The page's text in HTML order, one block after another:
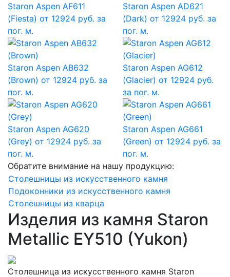
Staron Aspen AF611
(Fiesta) от 12924 руб. за
пог. м.
Staron Aspen AD621
(Dark) от 12924 руб. за
пог. м.
Staron Aspen AB632
(Brown) от 12924 руб. за
пог. м.
Staron Aspen AG612
(Glacier) от 12924 руб.
за пог. м.
Staron Aspen AG620
(Grey) от 12924 руб. за
пог. м.
Staron Aspen AG661
(Green) от 12924 руб. за
пог. м.
Обратите внимание на нашу продукцию:
Столешницы из искусственного камня
Подоконники из искусственного камня
Столешницы из кварца
Изделия из камня Staron
Metallic EY510 (Yukon)
Столешница из искусственного камня Staron